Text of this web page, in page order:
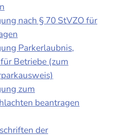
nach § 70 StVZO für
Parkerlaubnis,
Betriebe (zum
zum
beantragen
der